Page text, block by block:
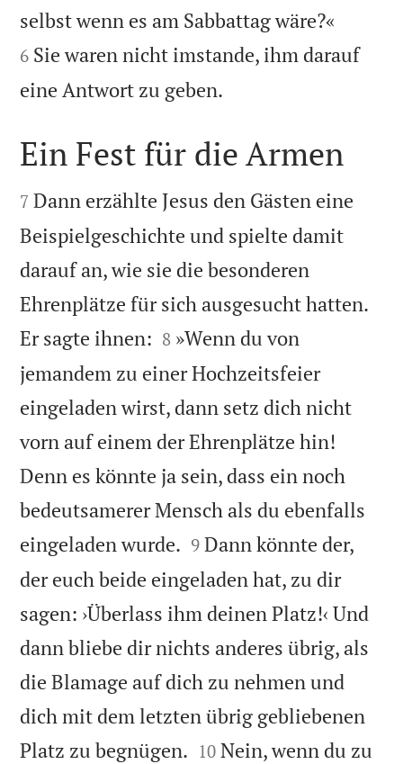
selbst wenn es am Sabbattag wäre?«
6 Sie waren nicht imstande, ihm darauf
eine Antwort zu geben.

Ein Fest für die Armen

7 Dann erzählte Jesus den Gästen eine
Beispielgeschichte und spielte damit
darauf an, wie sie die besonderen
Ehrenplätze für sich ausgesucht hatten.
Er sagte ihnen: 

8 »Wenn du von
jemandem zu einer Hochzeitsfeier
eingeladen wirst, dann setz dich nicht
vorn auf einem der Ehrenplätze hin!
Denn es könnte ja sein, dass ein noch
bedeutsamerer Mensch als du ebenfalls
eingeladen wurde. 

9 Dann könnte der,
der euch beide eingeladen hat, zu dir
sagen: ›Überlass ihm deinen Platz!‹ Und
dann bliebe dir nichts anderes übrig, als
die Blamage auf dich zu nehmen und
dich mit dem letzten übrig gebliebenen
Platz zu begnügen. 

10 Nein, wenn du zu